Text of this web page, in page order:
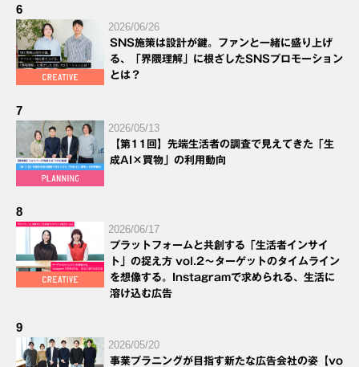
6
2026/06/26
SNS施策は設計が鍵。ファンと一緒に盛り上げ
る、「界隈理解」に根ざしたSNSプロモーション
とは？
7
2026/05/13
【第11回】先端生活者の調査で見えてきた「生
成AI×買物」の利用動向
8
2026/06/17
プラットフォームと共創する「生活者インサイ
ト」の捉え方 vol.2～ターゲットのタイムライン
を想像する。Instagramで求められる、生活に
溶け込む広告
9
2026/05/20
事業プラニングが目指す新たな広告会社の姿【vo